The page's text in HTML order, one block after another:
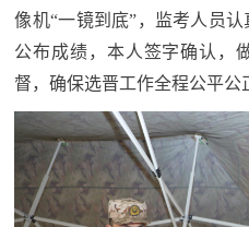
风
退
役
军
退
役
像机“一镜到底”，监考人员
公布成绩，本人签字确认，
督，确保选晋工作全程公平公